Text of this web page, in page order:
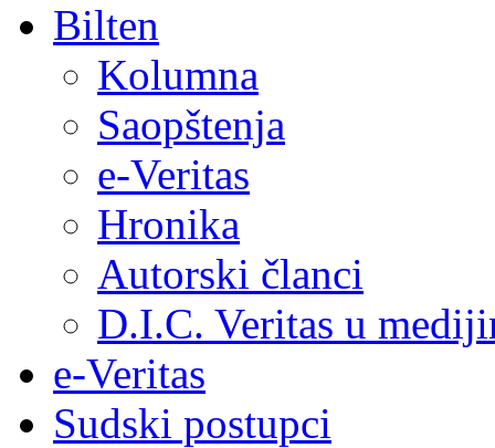
Bilten
Kolumna
Saopštenja
e-Veritas
Hronika
Autorski članci
D.I.C. Veritas u
e-Veritas
Sudski postupci